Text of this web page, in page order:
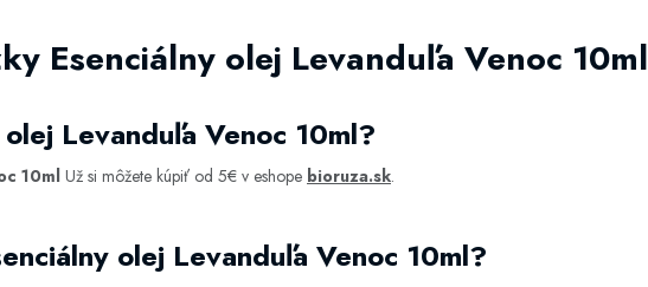
Esenciálny olej Levanduľa Venoc 10ml
Levanduľa Venoc 10ml?
10ml Už si môžete kúpiť od 5€ v eshope bioruza.sk.
olej Levanduľa Venoc 10ml?